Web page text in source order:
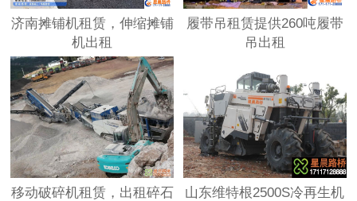
济南摊铺机租赁，伸缩摊铺
机出租
履带吊租赁提供260吨履带
吊出租
移动破碎机租赁，出租碎石
山东维特根2500S冷再生机